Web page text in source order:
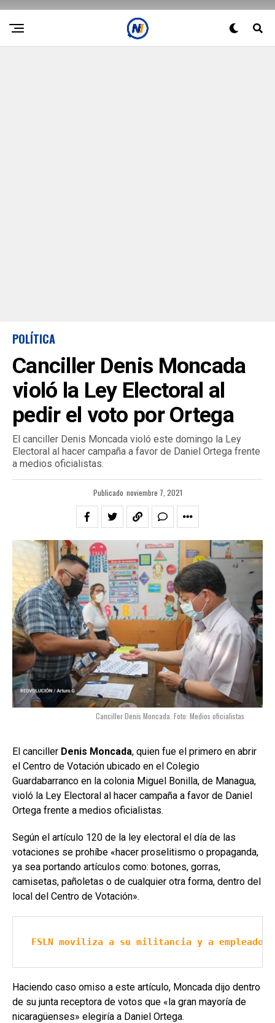
POLÍTICA
Canciller Denis Moncada
violó la Ley Electoral al
pedir el voto por Ortega
El canciller Denis Moncada violó este domingo la Ley
Electoral al hacer campaña a favor de Daniel Ortega frente
a medios oficialistas.
Publicado noviembre 7, 2021
Canciller Denis Moncada. Foto: Medios oficialistas
El canciller Denis Moncada, quien fue el primero en abrir
el Centro de Votación ubicado en el Colegio
Guardabarranco en la colonia Miguel Bonilla, de Managua,
violó la Ley Electoral al hacer campaña a favor de Daniel
Ortega frente a medios oficialistas.
Según el artículo 120 de la ley electoral el día de las
votaciones se prohíbe «hacer proselitismo o propaganda,
ya sea portando artículos como: botones, gorras,
camisetas, pañoletas o de cualquier otra forma, dentro del
local del Centro de Votación».
FSLN moviliza a su militancia y a
Haciendo caso omiso a este artículo, Moncada dijo dentro
de su junta receptora de votos que «la gran mayoría de
nicaragüenses» elegiría a Daniel Ortega.